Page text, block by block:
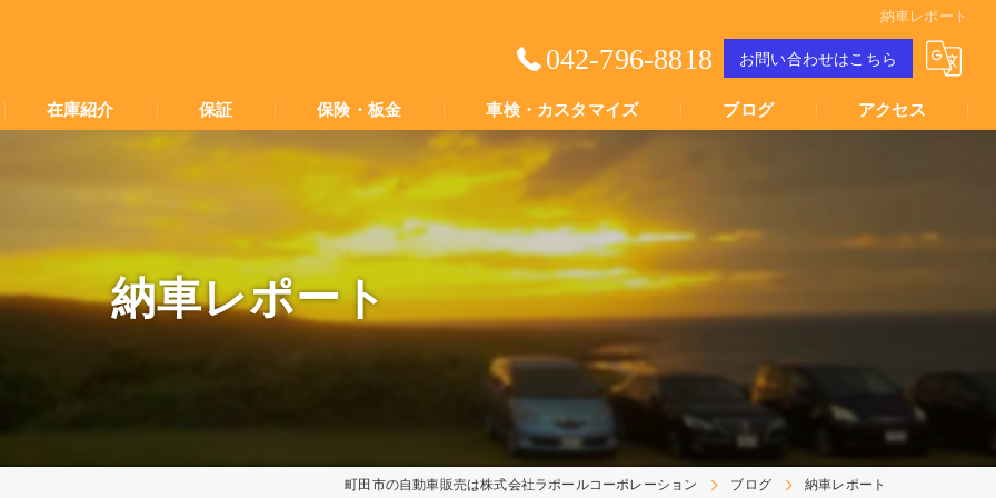
納車レポート
042-796-8818 お問い合わせはこちら
在庫紹介 保証 保険・板金 車検・カスタマイズ ブログ
Youtube動画
アクセス
納車レポート
町田市の自動車販売は株式会社ラポールコーポレーション ブログ 納車レポート